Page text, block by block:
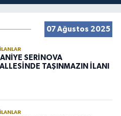
07 Ağustos 2025
SERİNOVA
TAŞINMAZIN İLANI